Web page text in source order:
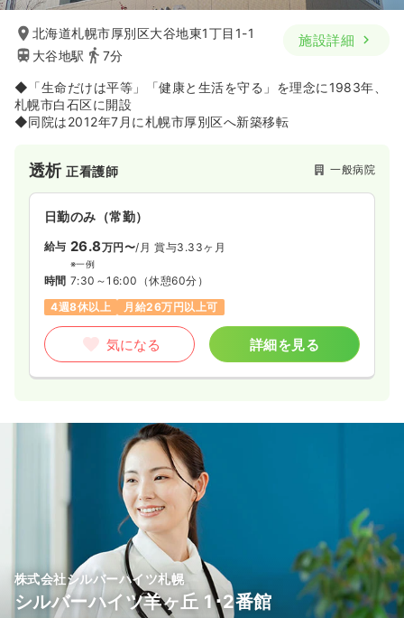
給与 時給1,500円〜
時間 9:00～17:15（休憩60分）
土日祝休み
オンコールあり
気になる
ICU系正看護師 一般病院
2交代（常勤）
給与 29.3万円 /月 賞与4.5ヶ月
※経験3年の例
時間 8:45～17:15
年間休日120日
4週8休以上
ブランク可
月給29万円以上可
気になる 詳細を見る
救急外来正看護師 一般病院
2交代（常勤）
給与 27.4 万円/月 賞与4.5ヶ月
※経験4年の例
8:45～17:15
年間休日120日
4週8休以上 月給30万円以上可
気になる 詳細を見る
北海道札幌市厚別区大谷地東1丁目1-1
大谷地駅
7分
施設詳細
◆「生命だけは平等」「健康と生活を守る」を理念に1983年、
札幌市白石区に開設
◆同院は2012年7月に札幌市厚別区へ新築移転
透析正看護師 一般病院
日勤のみ（常勤）
給与 26.8万円〜/月 賞与3.33ヶ月
※一例
時間 7:30～16:00 （休憩60分）
4週8休以上
月給26万円以上可
気になる 詳細を見る
株式会社シルバーハイツ札幌
シルバーハイツ羊ヶ丘 1･2番館